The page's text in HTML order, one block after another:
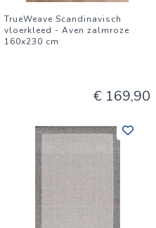
TrueWeave Scandinavisch
vloerkleed - Aven zalmroze
160x230 cm
€ 169,90